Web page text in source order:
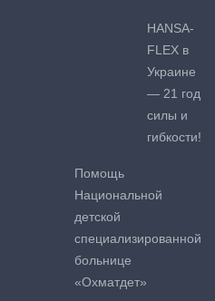
HANSA-
FLEX в
Украине
— 21 год
силы и
гибкости!
Помощь
Национальной
детской
специализированной
больнице
«Охматдет»